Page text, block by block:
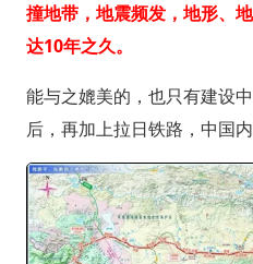
撞地带，地震频发，地形、
达10年之久。
能与之媲美的，也只有建设
后，再加上拉日铁路，中国